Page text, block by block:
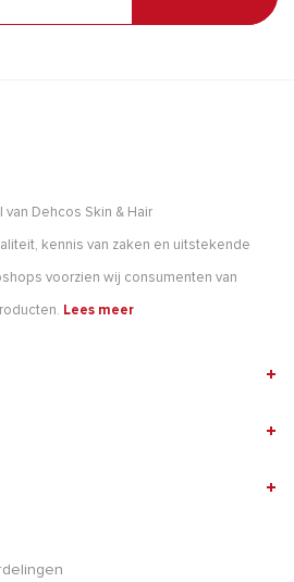
Dehcos Skin & Hair
kennis van zaken en uitstekende
voorzien wij consumenten van
Lees meer